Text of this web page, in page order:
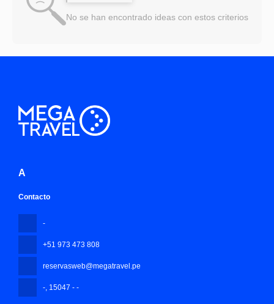
No se han encontrado ideas con estos criterios
A
Contacto
-
+51 973 473 808
reservasweb@megatravel.pe
-, 15047 - -